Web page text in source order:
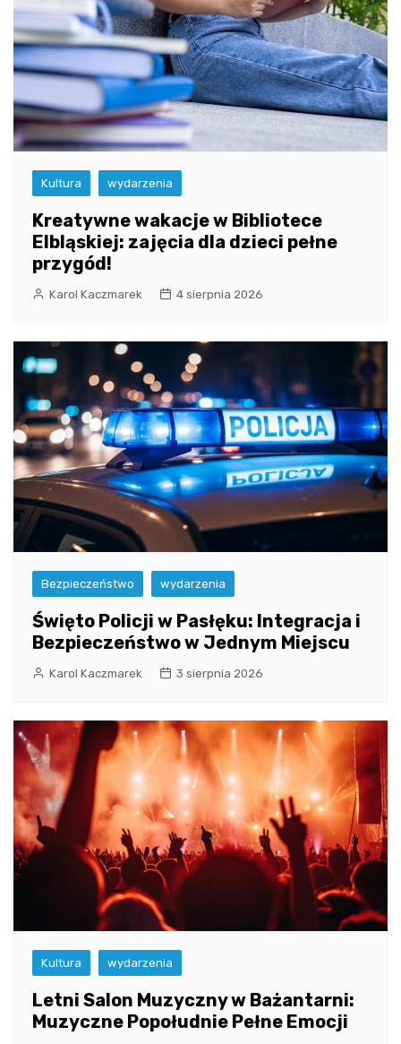
Kultura wydarzenia
Kreatywne wakacje w Bibliotece
Elbląskiej: zajęcia dla dzieci pełne
przygód!
Karol Kaczmarek 4 sierpnia 2026
Bezpieczeństwo wydarzenia
Święto Policji w Pasłęku: Integracja i
Bezpieczeństwo w Jednym Miejscu
Karol Kaczmarek 3 sierpnia 2026
Kultura wydarzenia
Letni Salon Muzyczny w Bażantarni:
Muzyczne Popołudnie Pełne Emocji